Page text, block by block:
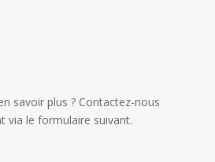
savoir plus ? Contactez-nous
via le formulaire suivant.